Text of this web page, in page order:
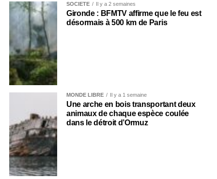
SOCIÉTÉ Il y a 2 semaines
Gironde : BFMTV affirme que le feu est
désormais à 500 km de Paris
MONDE LIBRE Il y a 1 semaine
Une arche en bois transportant deux
animaux de chaque espèce coulée
dans le détroit d’Ormuz